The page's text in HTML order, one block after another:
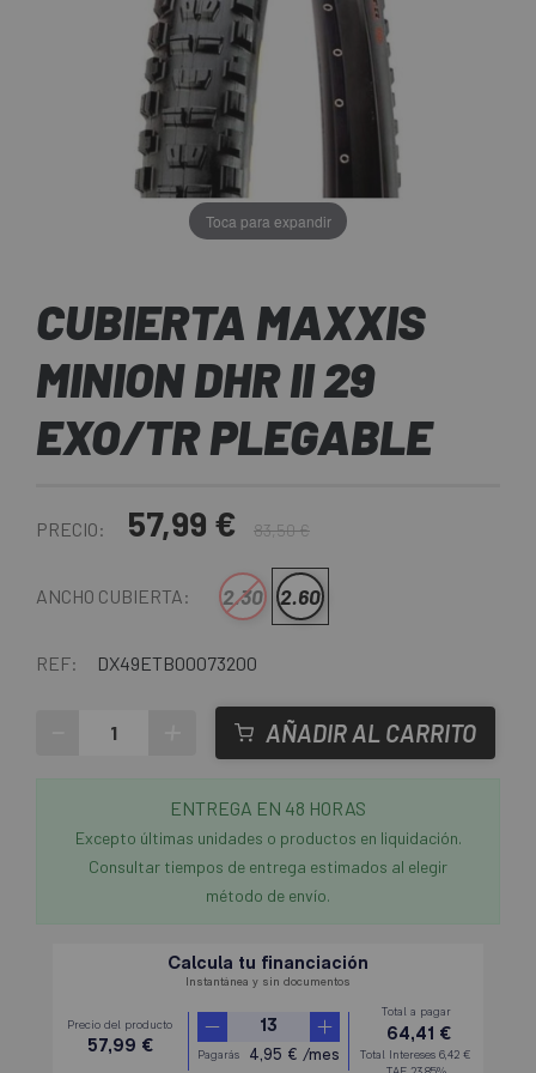
Toca para expandir
CUBIERTA MAXXIS
MINION DHR II 29
EXO/TR PLEGABLE
PRECIO: 57,99 € 83,50 €
ANCHO CUBIERTA: 2.30 2.60
REF: DX49ETB00073200
AÑADIR AL CARRITO
ENTREGA EN 48 HORAS
Excepto últimas unidades o productos en liquidación.
Consultar tiempos de entrega estimados al elegir
método de envío.